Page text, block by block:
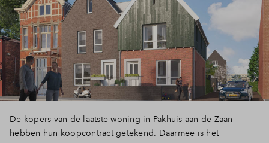
De kopers van de laatste woning in Pakhuis aan de Zaan
hebben hun koopcontract getekend. Daarmee is het